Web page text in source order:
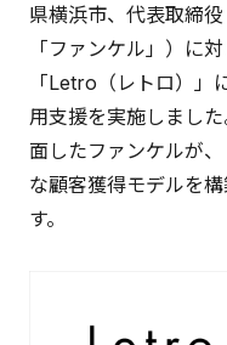
県横浜市、代表取締
「ファンケル」）に
「Letro（レトロ）」
用支援を実施しまし
面したファンケルが
な顧客獲得モデルを
す。